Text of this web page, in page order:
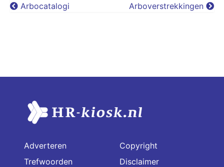
Arbocatalogi Arboverstrekkingen
Adverteren
Trefwoorden
Copyright
Disclaimer